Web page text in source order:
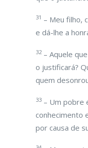
31 – Meu filho,
e dá-lhe a
32– Aquele
o justificará?
quem
33 – Um pobre
conhecimento
por causa de